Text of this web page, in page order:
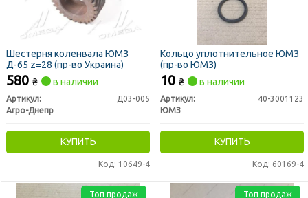
Шестерня коленвала ЮМЗ
Д-65 z=28 (пр-во Украина)
580 ₴ в наличии
Артикул:
Д03-005
Агро-Днепр
КУПИТЬ
Код: 10649-4
Кольцо уплотнительное ЮМЗ
(пр-во ЮМЗ)
10 ₴ в наличии
Артикул:
40-3001123
ЮМЗ
КУПИТЬ
Код: 60169-4
Топ продаж Топ продаж